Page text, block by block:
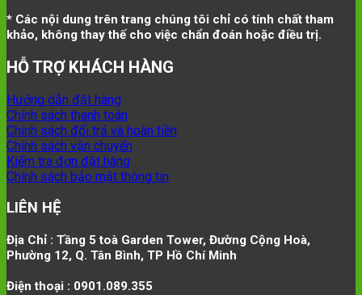
* Các nội dung trên trang chúng tôi chỉ có tính chất tham
khảo, không thay thế cho việc chẩn đoán hoặc điều trị.
HỖ TRỢ KHÁCH HÀNG
Hướng dẫn đặt hàng
Chính sách thanh toán
Chính sách đổi trả và hoàn tiền
Chính sách vận chuyển
Kiểm tra đơn đặt hàng
Chính sách bảo mật thông tin
LIÊN HỆ
Địa Chỉ : Tầng 5 toà Garden Tower, Đường Cộng Hoà,
Phường 12, Q. Tân Bình, TP Hồ Chí Minh
Điện thoại : 0901.089.355